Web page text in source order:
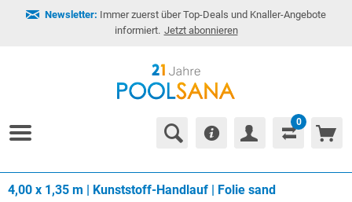
Newsletter: Immer zuerst über Top-Deals und Knaller-Angebote
informiert. Jetzt abonnieren
0
4,00 x 1,35 m | Kunststoff-Handlauf | Folie sand